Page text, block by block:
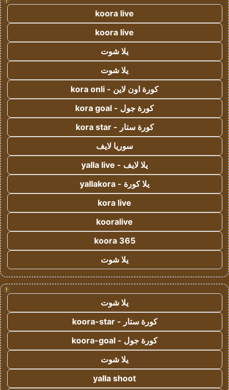
koora live
koora live
يلا شوت
يلا شوت
كورة اون لاين - kora onli
كورة جول - kora goal
كورة ستار - kora star
سوريا لايف
يلا لايف - yalla live
يلا كورة - yallakora
kora live
kooralive
koora 365
يلا شوت
!
يلا شوت
كورة ستار - koora-star
كورة جول - koora-goal
يلا شوت
yalla shoot